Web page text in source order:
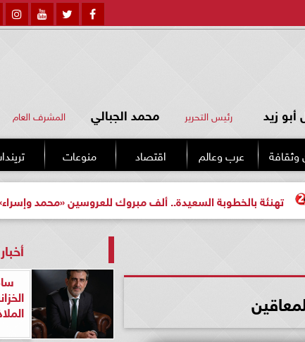
أبو زيد رئيس التحرير محمد الجبالي المشرف العام
عرب وعالم اقتصاد منوعات
السعيدة.. ألف مبروك للعروسين «محمد وإسراء»
أخبار